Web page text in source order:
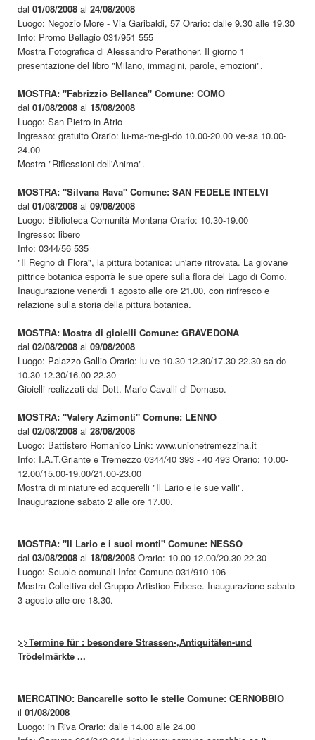
dal 01/08/2008 al 24/08/2008
Luogo: Negozio More - Via Garibaldi, 57 Orario: dalle 9.30 alle 19.30
Info: Promo Bellagio 031/951 555
Mostra Fotografica di Alessandro Perathoner. Il giorno 1
presentazione del libro "Milano, immagini, parole, emozioni".
MOSTRA: "Fabrizzio Bellanca" Comune: COMO
dal 01/08/2008 al 15/08/2008
Luogo: San Pietro in Atrio
Ingresso: gratuito Orario: lu-ma-me-gi-do 10.00-20.00 ve-sa 10.00-
24.00
Mostra "Riflessioni dell'Anima".
MOSTRA: "Silvana Rava" Comune: SAN FEDELE INTELVI
dal 01/08/2008 al 09/08/2008
Luogo: Biblioteca Comunità Montana Orario: 10.30-19.00
Ingresso: libero
Info: 0344/56 535
"Il Regno di Flora", la pittura botanica: un'arte ritrovata. La giovane
pittrice botanica esporrà le sue opere sulla flora del Lago di Como.
Inaugurazione venerdì 1 agosto alle ore 21.00, con rinfresco e
relazione sulla storia della pittura botanica.
MOSTRA: Mostra di gioielli Comune: GRAVEDONA
dal 02/08/2008 al 09/08/2008
Luogo: Palazzo Gallio Orario: lu-ve 10.30-12.30/17.30-22.30 sa-do
10.30-12.30/16.00-22.30
Gioielli realizzati dal Dott. Mario Cavalli di Domaso.
MOSTRA: "Valery Azimonti" Comune: LENNO
dal 02/08/2008 al 28/08/2008
Luogo: Battistero Romanico Link: www.unionetremezzina.it
Info: I.A.T.Griante e Tremezzo 0344/40 393 - 40 493 Orario: 10.00-
12.00/15.00-19.00/21.00-23.00
Mostra di miniature ed acquerelli "Il Lario e le sue valli".
Inaugurazione sabato 2 alle ore 17.00.
MOSTRA: "Il Lario e i suoi monti" Comune: NESSO
dal 03/08/2008 al 18/08/2008 Orario: 10.00-12.00/20.30-22.30
Luogo: Scuole comunali Info: Comune 031/910 106
Mostra Collettiva del Gruppo Artistico Erbese. Inaugurazione sabato
3 agosto alle ore 18.30.
>>Termine für : besondere Strassen-,Antiquitäten-und
Trödelmärkte ...
MERCATINO: Bancarelle sotto le stelle Comune: CERNOBBIO
il 01/08/2008
Luogo: in Riva Orario: dalle 14.00 alle 24.00